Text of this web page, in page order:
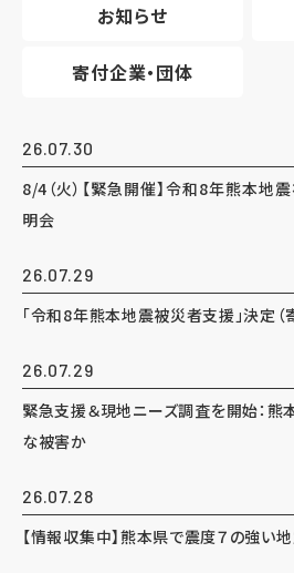
お知らせ
寄付企業・団体
26.07.30
8/4（火）【緊急開催】令和8年熊本地
明会
26.07.29
「令和8年熊本地震被災者支援」決定（
26.07.29
緊急支援＆現地ニーズ調査を開始：
な被害か
26.07.28
【情報収集中】熊本県で震度７の強い